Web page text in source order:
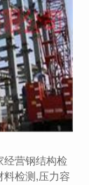
经营钢结构检
料检测,压力容